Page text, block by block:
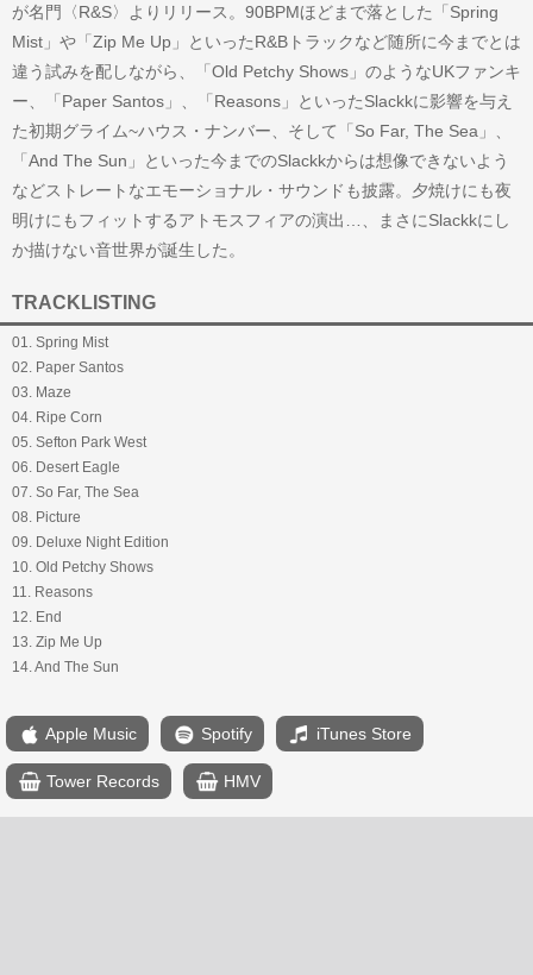
が名門〈R&S〉よりリリース。90BPMほどまで落とした「Spring
Mist」や「Zip Me Up」といったR&Bトラックなど随所に今までとは
違う試みを配しながら、「Old Petchy Shows」のようなUKファンキ
ー、「Paper Santos」、「Reasons」といったSlackkに影響を与え
た初期グライム~ハウス・ナンバー、そして「So Far, The Sea」、
「And The Sun」といった今までのSlackkからは想像できないよう
などストレートなエモーショナル・サウンドも披露。夕焼けにも夜
明けにもフィットするアトモスフィアの演出…、まさにSlackkにし
か描けない音世界が誕生した。
TRACKLISTING
01. Spring Mist
02. Paper Santos
03. Maze
04. Ripe Corn
05. Sefton Park West
06. Desert Eagle
07. So Far, The Sea
08. Picture
09. Deluxe Night Edition
10. Old Petchy Shows
11. Reasons
12. End
13. Zip Me Up
14. And The Sun
Apple Music Spotify iTunes Store
Tower Records HMV